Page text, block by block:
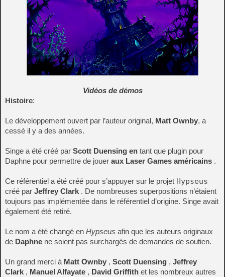
Vidéos de démos
Histoire:
Le développement ouvert par l’auteur original, Matt Ownby, a
cessé il y a des années.
Singe a été créé par Scott Duensing en tant que plugin pour
Daphne pour permettre de jouer aux Laser Games américains .
Ce référentiel a été créé pour s’appuyer sur le projet Hypseus
créé par Jeffrey Clark . De nombreuses superpositions n’étaient
toujours pas implémentée dans le référentiel d’origine. Singe avait
également été retiré.
Le nom a été changé en Hypseus afin que les auteurs originaux
de Daphne ne soient pas surchargés de demandes de soutien.
Un grand merci à Matt Ownby , Scott Duensing , Jeffrey
Clark , Manuel Alfayate , David Griffith et les nombreux autres